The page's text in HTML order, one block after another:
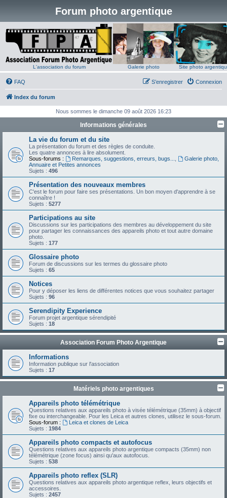
Forum photo argentique
L'association du forum Galerie photo Site photo
FAQ Connexion
S’enregistrer
Index du forum
Nous sommes le dimanche 09 août 2026 16:23
Informations générales
La vie du forum et du site
La présentation du forum et des règles de conduite.
Les quatre annonces à lire absolument.
Sous-forums :
Remarques, suggestions, erreurs, bugs...
Galerie photo,
Annuaire et Petites annonces
Sujets : 496
Présentation des nouveaux membres
C'est le forum pour faire ses présentations. Un bon moyen d'apprendre à se
connaître !
Sujets : 5277
Participations au site
Discussions sur les participations des membres au développement du site
pour partager les connaissances des appareils photo et tout autre domaine
photo.
Sujets : 177
Glossaire photo
Forum de discussions sur les termes du glossaire photo
Sujets : 65
Notices
Pour y déposer les liens de différentes notices que vous souhaitez partager
Sujets : 96
Serendipity Experience
Forum projet argentique sérendipité
Sujets : 18
Association Forum Photo Argentique
Informations
Information publique sur l'association
Sujets : 17
Matériels photo argentiques
Appareils photo télémétrique
Questions relatives aux appareils photo à visée télémétrique (35mm) à objectif
fixe ou interchangeable. Pour les Leica et autres clones, utilisez le sous-forum.
Sous-forum :
Leica et clones de Leica
Sujets : 1984
Appareils photo compacts et autofocus
Questions relatives aux appareils photo argentique compacts (35mm) non
télémétrique (zone focus) ainsi qu'aux autofocus.
Sujets : 538
Appareils photo reflex (SLR)
Questions relatives aux appareils photo argentique reflex, leurs objectifs et
accessoires.
Sujets : 2457